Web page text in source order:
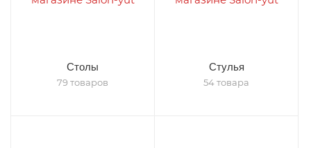
Столы
79 товаров
Стулья
54 товара